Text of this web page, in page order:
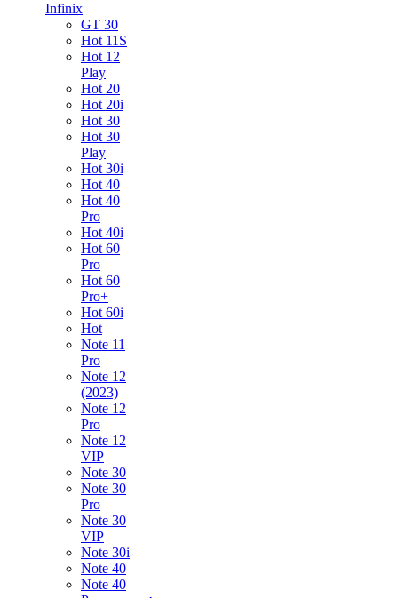
Infinix
GT 30
Hot 11S
Hot 12
Play
Hot 20
Hot 20i
Hot 30
Hot 30
Play
Hot 30i
Hot 40
Hot 40
Pro
Hot 40i
Hot 60
Pro
Hot 60
Pro+
Hot 60i
Hot
Note 11
Pro
Note 12
(2023)
Note 12
Pro
Note 12
VIP
Note 30
Note 30
Pro
Note 30
VIP
Note 30i
Note 40
Note 40